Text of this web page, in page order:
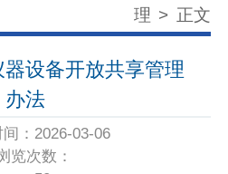
理 > 正文
设备开放共享管理
办法
：2026-03-06
览次数：